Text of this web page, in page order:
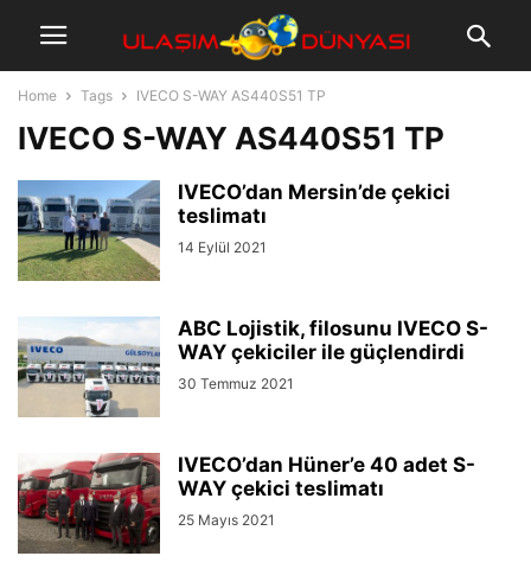
Home Tags IVECO S-WAY AS440S51 TP
IVECO S-WAY AS440S51 TP
IVECO’dan Mersin’de çekici
teslimatı
14 Eylül 2021
ABC Lojistik, filosunu IVECO S-
WAY çekiciler ile güçlendirdi
30 Temmuz 2021
IVECO’dan Hüner’e 40 adet S-
WAY çekici teslimatı
25 Mayıs 2021